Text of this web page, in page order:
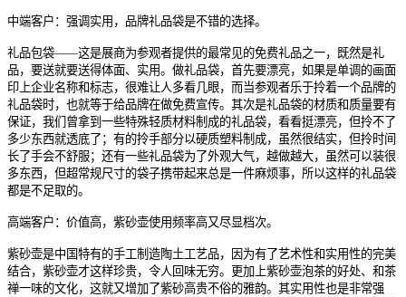
中端客户：强调实用，品牌礼品袋是不错的选择。
礼品包袋——这是展商为参观者提供的最常见的免费礼品之一，既然是礼
品，要送就要送得体面、实用。做礼品袋，首先要漂亮，如果是单调的画面
印上企业名称和标志，很难让人多看几眼，而当参观者乐于拎着一个品牌的
礼品袋时，也就等于给品牌在做免费宣传。其次是礼品袋的材质和质量要有
保证，我们曾拿到一些特殊轻质材料制成的礼品袋，看看挺漂亮，但拎不了
多少东西就透底了；有的拎手部分以硬质塑料制成，虽然很结实，但拎时间
长了手会不舒服；还有一些礼品袋为了外观大气，越做越大，虽然可以装很
多东西，但超常规尺寸的袋子携带起来总是一件麻烦事，所以这样的礼品袋
都是不足取的。
高端客户：价值高，紫砂壶使用频率高又尽显档次。
紫砂壶是中国特有的手工制造陶土工艺品，因为有了艺术性和实用性的完美
结合，紫砂壶才这样珍贵，令人回味无穷。更加上紫砂壶泡茶的好处、和茶
禅一味的文化，这就又增加了紫砂高贵不俗的雅韵。其实用性也是非常强